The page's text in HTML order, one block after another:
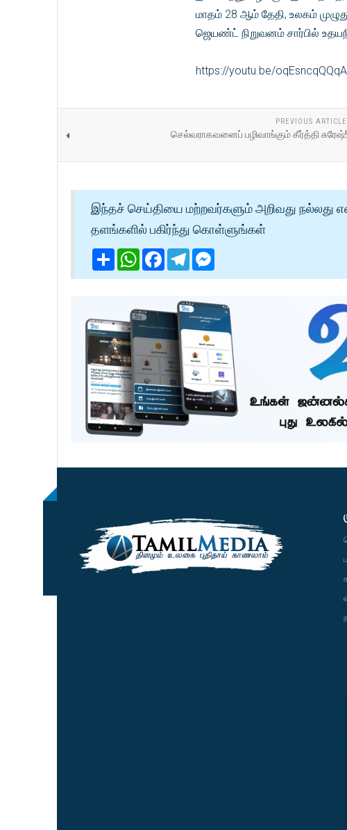
மாதம் 28 ஆம் தேதி, உலகம்
ஜெயண்ட் நிறுவனம் சார்பில்
https://youtu.be/oqEsncqQQqA
PREVIOUS ARTICLE
செல்வராகவனைப் பழிவாங்கும் கீர்த்தி சுரேஷ்!
இந்தச் செய்தியை மற்றவர்களும் அறிவது நல்லது
தளங்களில் பகிர்ந்து கொள்ளுங்கள்
ShareWhatsApp
Facebook
Telegram